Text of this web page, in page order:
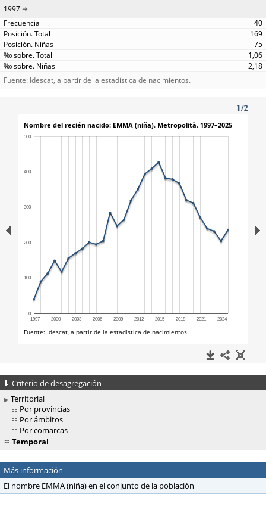
1997
40
169
75
1,06
2,18
Fuente: Idescat, a partir de la estadística de nacimientos.
Criterio de desagregación
Territorial
Por provincias
Por ámbitos
Por comarcas
Temporal
Más información
El nombre EMMA (niña) en el conjunto de la población